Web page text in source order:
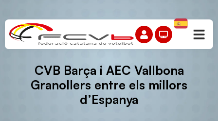
CVB Barça i AEC Vallbona
Granollers entre els millors
d’Espanya